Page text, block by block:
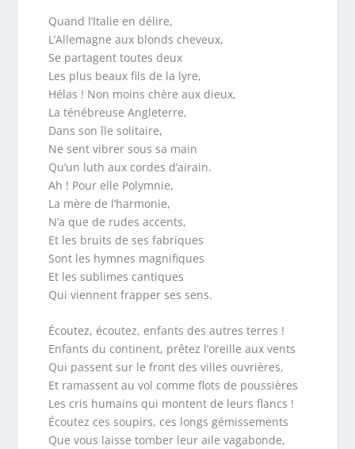
Quand l’Italie en délire,
L’Allemagne aux blonds cheveux,
Se partagent toutes deux
Les plus beaux fils de la lyre,
Hélas ! Non moins chère aux dieux,
La ténébreuse Angleterre,
Dans son île solitaire,
Ne sent vibrer sous sa main
Qu’un luth aux cordes d’airain.
Ah ! Pour elle Polymnie,
La mère de l’harmonie,
N’a que de rudes accents,
Et les bruits de ses fabriques
Sont les hymnes magnifiques
Et les sublimes cantiques
Qui viennent frapper ses sens.
Écoutez, écoutez, enfants des autres terres !
Enfants du continent, prêtez l’oreille aux vents
Qui passent sur le front des villes ouvrières,
Et ramassent au vol comme flots de poussières
Les cris humains qui montent de leurs flancs !
Écoutez ces soupirs, ces longs gémissements
Que vous laisse tomber leur aile vagabonde,